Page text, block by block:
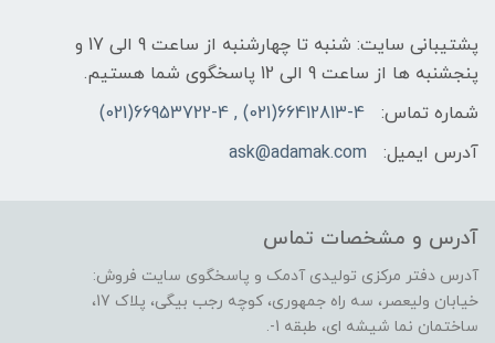
پشتیبانی سایت: شنبه تا چهارشنبه از ساعت 9 الی 17 و
پنجشنبه ها از ساعت 9 الی 12 پاسخگوی شما هستیم.
شماره تماس:
66412813-4(021) , 66953722-4(021)
آدرس ایمیل:
ask@adamak.com
آدرس و مشخصات تماس
آدرس دفتر مرکزی تولیدی آدمک و پاسخگوی سایت فروش:
خیابان ولیعصر، سه راه جمهوری، کوچه رجب بیگی، پلاک 17،
ساختمان نما شیشه ای، طبقه 1-.